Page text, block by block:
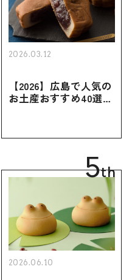
2026.03.12
【2026】広島で人気の
お土産おすすめ40選｜
き用、女性向けまで幅
5th
2026.06.10